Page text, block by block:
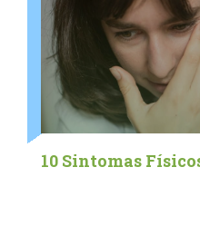
10 Sintomas